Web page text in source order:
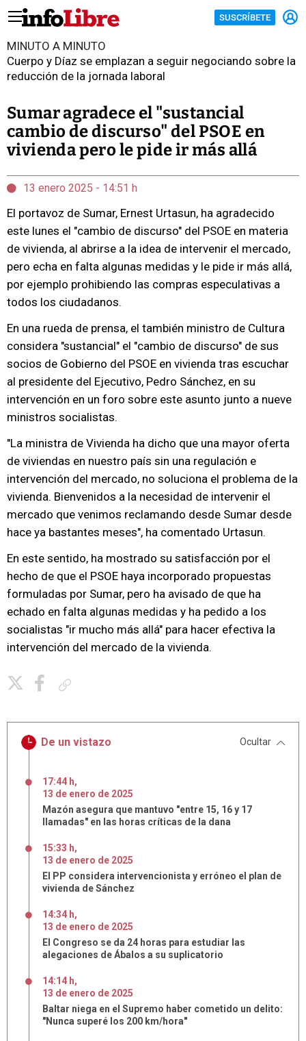
SUSCRÍBETE
MINUTO A MINUTO
Cuerpo y Díaz se emplazan a seguir negociando sobre la
reducción de la jornada laboral
Sumar agradece el "sustancial
cambio de discurso" del PSOE en
vivienda pero le pide ir más allá
13 enero 2025 - 14:51 h
El portavoz de Sumar, Ernest Urtasun, ha agradecido
este lunes el "cambio de discurso" del PSOE en materia
de vivienda, al abrirse a la idea de intervenir el mercado,
pero echa en falta algunas medidas y le pide ir más allá,
por ejemplo prohibiendo las compras especulativas a
todos los ciudadanos.
En una rueda de prensa, el también ministro de Cultura
considera "sustancial" el "cambio de discurso" de sus
socios de Gobierno del PSOE en vivienda tras escuchar
al presidente del Ejecutivo, Pedro Sánchez, en su
intervención en un foro sobre este asunto junto a nueve
ministros socialistas.
"La ministra de Vivienda ha dicho que una mayor oferta
de viviendas en nuestro país sin una regulación e
intervención del mercado, no soluciona el problema de la
vivienda. Bienvenidos a la necesidad de intervenir el
mercado que venimos reclamando desde Sumar desde
hace ya bastantes meses", ha comentado Urtasun.
En este sentido, ha mostrado su satisfacción por el
hecho de que el PSOE haya incorporado propuestas
formuladas por Sumar, pero ha avisado de que ha
echado en falta algunas medidas y ha pedido a los
socialistas "ir mucho más allá" para hacer efectiva la
intervención del mercado de la vivienda.
De un vistazo Ocultar
17:44 h,
13 de enero de 2025
Mazón asegura que mantuvo "entre 15, 16 y 17
llamadas" en las horas críticas de la dana
15:33 h,
13 de enero de 2025
El PP considera intervencionista y erróneo el plan de
vivienda de Sánchez
14:34 h,
13 de enero de 2025
El Congreso se da 24 horas para estudiar las
alegaciones de Ábalos a su suplicatorio
14:14 h,
13 de enero de 2025
Baltar niega en el Supremo haber cometido un delito:
"Nunca superé los 200 km/hora"